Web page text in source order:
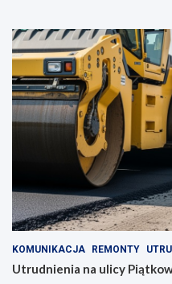
i
KOMUNIKACJA REMONTY
Utrudnienia na ulicy